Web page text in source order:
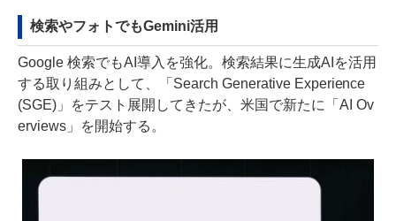
検索やフォトでもGemini活用
Google 検索でもAI導入を強化。検索結果に生成AIを活用
する取り組みとして、「Search Generative Experience
(SGE)」をテスト展開してきたが、米国で新たに「AI Ov
erviews」を開始する。